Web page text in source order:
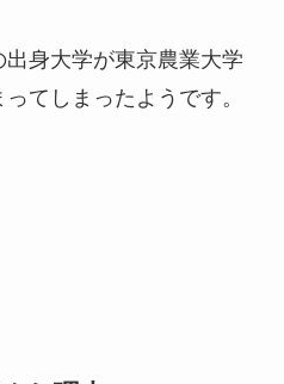
身大学が東京農業大学
てしまったようです。